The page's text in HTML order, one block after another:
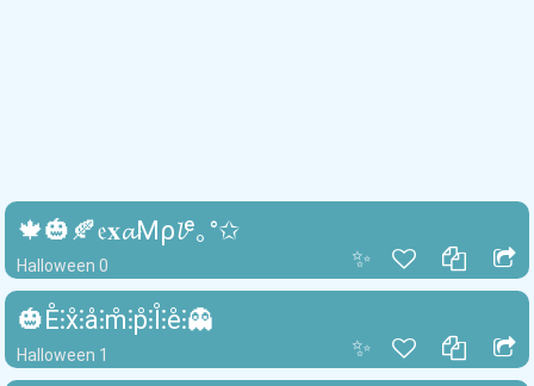
✨
Halloween 0
🍁🎃🍂𝔢𝐱𝓪Μρ𝓵ᵉ｡°✩
✨
Halloween 1
🎃E̊⫶x̊⫶å⫶m̊⫶p̊⫶l̊⫶e̊⫶👻